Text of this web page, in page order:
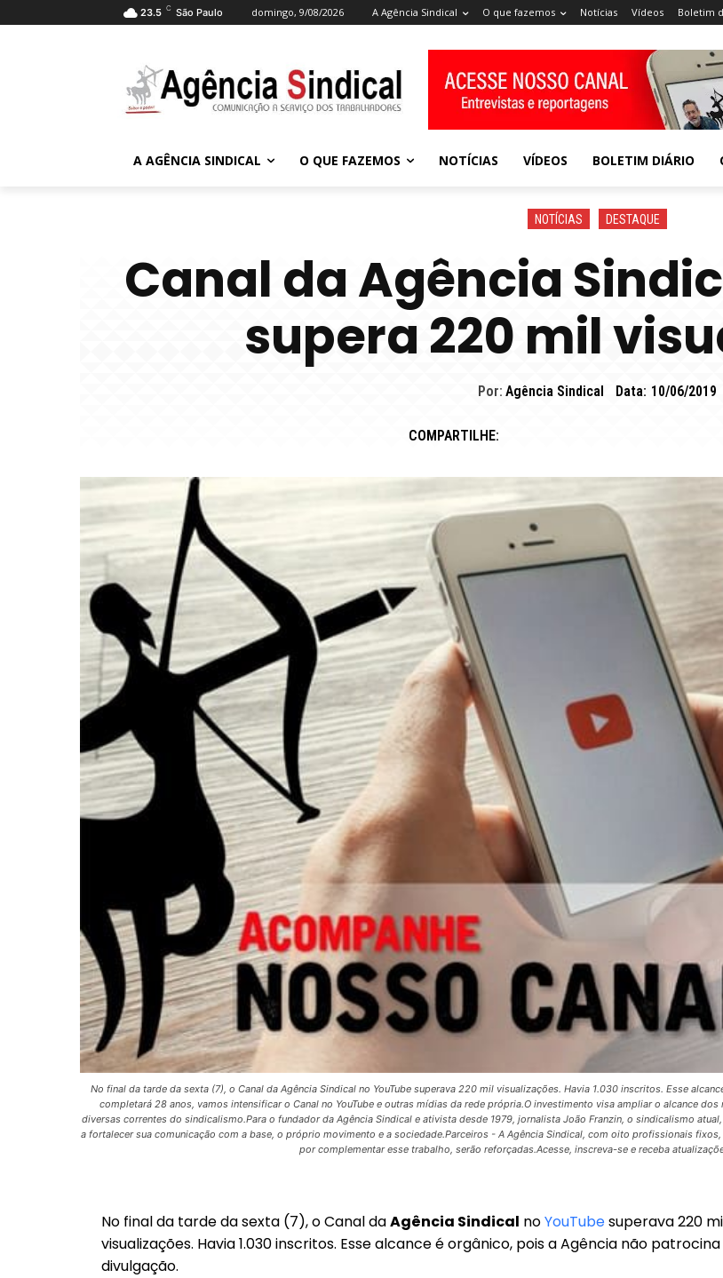
23.5 C São Paulo domingo, 9/08/2026 A Agência Sindical O que fazemos Notícias Vídeos Boletim
A AGÊNCIA SINDICAL O QUE FAZEMOS NOTÍCIAS VÍDEOS BOLETIM DIÁRIO
NOTÍCIAS DESTAQUE
Canal da Agência
supera 220 mil
Por: Agência Sindical Data: 10/06/2019
COMPARTILHE:
No final da tarde da sexta (7), o Canal da Agência Sindical no YouTube superava 220 mil visualizações. Havia 1.030 inscritos. Esse
completará 28 anos, vamos intensificar o Canal no YouTube e outras mídias da rede própria.O investimento visa ampliar o alcance
diversas correntes do sindicalismo.Para o fundador da Agência Sindical e ativista desde 1979, jornalista João Franzin, o sindicalismo
a fortalecer sua comunicação com a base, o próprio movimento e a sociedade.Parceiros - A Agência Sindical, com oito profissionais
por complementar esse trabalho, serão reforçadas.Acesse, inscreva-se e receba
No final da tarde da sexta (7), o Canal daAgência Sindical noYouTubesuperava 220
visualizações. Havia 1.030 inscritos. Esse alcance é orgânico, pois a Agência não patrocina
divulgação.